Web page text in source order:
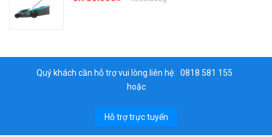
Quý khách cần hỗ trợ vui lòng liên hệ: 0818 581 155
hoặc
Hỗ trợ trực tuyến